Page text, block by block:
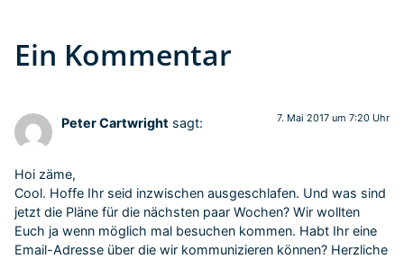
Ein Kommentar
Peter Cartwright sagt: 7. Mai 2017 um 7:20 Uhr
Hoi zäme,
Cool. Hoffe Ihr seid inzwischen ausgeschlafen. Und was sind
jetzt die Pläne für die nächsten paar Wochen? Wir wollten
Euch ja wenn möglich mal besuchen kommen. Habt Ihr eine
Email-Adresse über die wir kommunizieren können? Herzliche